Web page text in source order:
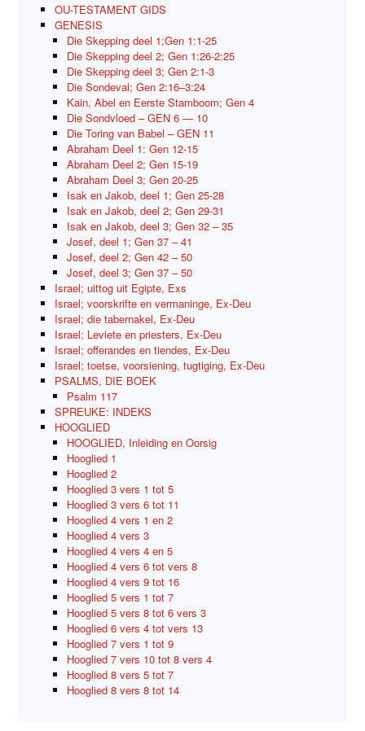
OU-TESTAMENT GIDS
GENESIS
Die Skepping deel 1;Gen 1:1-25
Die Skepping deel 2; Gen 1:26-2:25
Die Skepping deel 3; Gen 2:1-3
Die Sondeval; Gen 2:16–3:24
Kain, Abel en Eerste Stamboom; Gen 4
Die Sondvloed – GEN 6 — 10
Die Toring van Babel – GEN 11
Abraham Deel 1: Gen 12-15
Abraham Deel 2; Gen 15-19
Abraham Deel 3; Gen 20-25
Isak en Jakob, deel 1; Gen 25-28
Isak en Jakob, deel 2; Gen 29-31
Isak en Jakob, deel 3; Gen 32 – 35
Josef, deel 1; Gen 37 – 41
Josef, deel 2; Gen 42 – 50
Josef, deel 3; Gen 37 – 50
Israel; uittog uit Egipte, Exs
Israel; voorskrifte en vermaninge, Ex-Deu
Israel; die tabernakel, Ex-Deu
Israel; Leviete en priesters, Ex-Deu
Israel; offerandes en tiendes, Ex-Deu
Israel; toetse, voorsiening, tugtiging, Ex-Deu
PSALMS, DIE BOEK
Psalm 117
SPREUKE: INDEKS
HOOGLIED
HOOGLIED, Inleiding en Oorsig
Hooglied 1
Hooglied 2
Hooglied 3 vers 1 tot 5
Hooglied 3 vers 6 tot 11
Hooglied 4 vers 1 en 2
Hooglied 4 vers 3
Hooglied 4 vers 4 en 5
Hooglied 4 vers 6 tot vers 8
Hooglied 4 vers 9 tot 16
Hooglied 5 vers 1 tot 7
Hooglied 5 vers 8 tot 6 vers 3
Hooglied 6 vers 4 tot vers 13
Hooglied 7 vers 1 tot 9
Hooglied 7 vers 10 tot 8 vers 4
Hooglied 8 vers 5 tot 7
Hooglied 8 vers 8 tot 14